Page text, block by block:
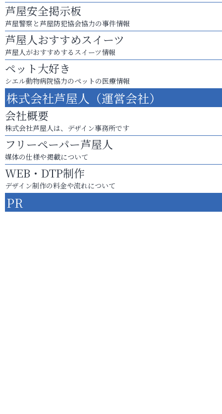
芦屋安全掲示板
芦屋警察と芦屋防犯協会協力の事件情報
芦屋人おすすめスイーツ
芦屋人がおすすめするスイーツ情報
ペット大好き
シエル動物病院協力のペットの医療情報
株式会社芦屋人（運営会社）
会社概要
株式会社芦屋人は、デザイン事務所です
フリーペーパー芦屋人
媒体の仕様や掲載について
WEB・DTP制作
デザイン制作の料金や流れについて
PR